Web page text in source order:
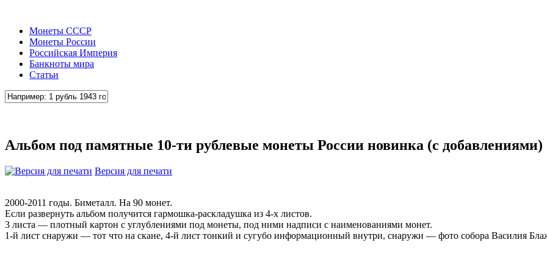
Монеты СССР
Монеты России
Российская Империя
Банкноты мира
Статьи
Альбом под памятные 10-ти рублевые монеты России новинка (с добавлениями)
Версия для печати
2000-2011 годы. Биметалл. На 90 монет.
Если развернуть альбом получится гармошка-раскладушка из 4-х листов.
3 листа — плотный картон с углублениями под монеты, под ними надписи с наименованиями монет.
1-й лист снаружи — тот что на скане, 4-й лист тонкий и сугубо информационный внутри, снаружи — фото собора Василия